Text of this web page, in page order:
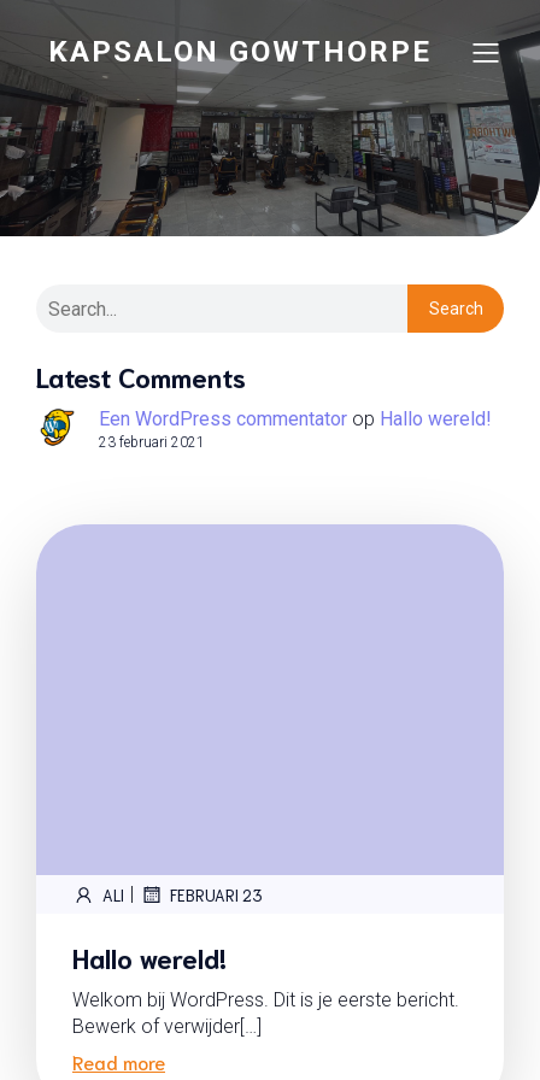
KAPSALON GOWTHORPE
Search
Latest Comments
Een WordPress commentator op Hallo wereld!
23 februari 2021
ALI | FEBRUARI 23
Hallo wereld!
Welkom bij WordPress. Dit is je eerste bericht.
Bewerk of verwijder[…]
Read more